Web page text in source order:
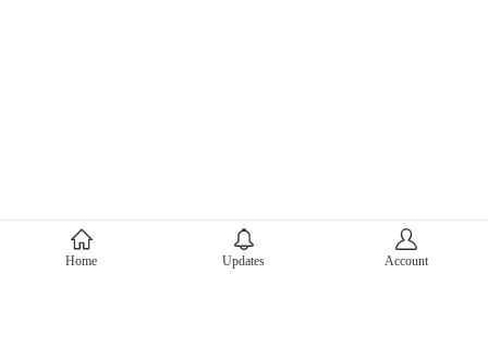
About Mercari
Corporate Site
Home Updates Account